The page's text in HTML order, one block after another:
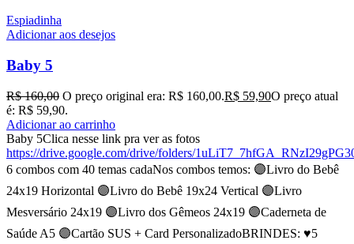
Espiadinha
Adicionar aos desejos
Baby 5
R$160,00 O preço original era: R$ 160,00.R$ 59,90O preço atual
é: R$ 59,90.
Adicionar ao carrinho
Baby 5Clica nesse link pra ver as fotos
https://drive.google.com/drive/folders/
6 combos com 40 temas cadaNos combos temos: 🟣Livro do Bebê
24x19 Horizontal 🟣Livro do Bebê 19x24 Vertical 🟣Livro
Mesversário 24x19 🟣Livro dos Gêmeos 24x19 🟣Caderneta de
Saúde A5 🟣Cartão SUS + Card PersonalizadoBRINDES: ♥️5